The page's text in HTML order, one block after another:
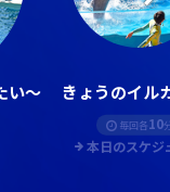
い～ きょうのイル
毎回各10
本日のスケジ